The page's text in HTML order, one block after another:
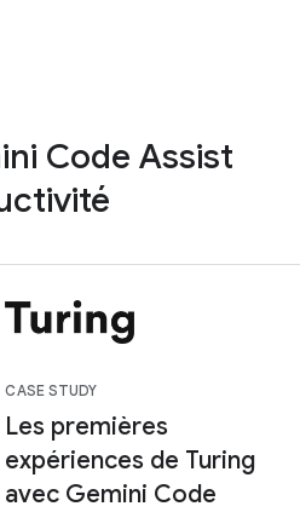
Code Assist
CASE STUDY
Les premières
expériences de Turing
avec Gemini Code